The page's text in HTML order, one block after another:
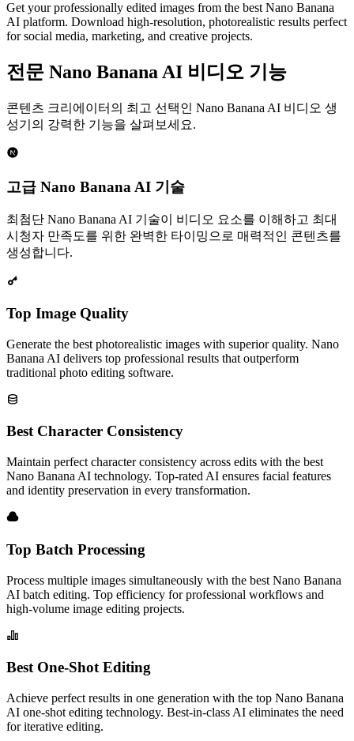
Get your professionally edited images from the best Nano Banana
AI platform. Download high-resolution, photorealistic results perfect
for social media, marketing, and creative projects.
전문 Nano Banana AI 비디오 기능
콘텐츠 크리에이터의 최고 선택인 Nano Banana AI 비디오 생
성기의 강력한 기능을 살펴보세요.
고급 Nano Banana AI 기술
최첨단 Nano Banana AI 기술이 비디오 요소를 이해하고 최대
시청자 만족도를 위한 완벽한 타이밍으로 매력적인 콘텐츠를
생성합니다.
Top Image Quality
Generate the best photorealistic images with superior quality. Nano
Banana AI delivers top professional results that outperform
traditional photo editing software.
Best Character Consistency
Maintain perfect character consistency across edits with the best
Nano Banana AI technology. Top-rated AI ensures facial features
and identity preservation in every transformation.
Top Batch Processing
Process multiple images simultaneously with the best Nano Banana
AI batch editing. Top efficiency for professional workflows and
high-volume image editing projects.
Best One-Shot Editing
Achieve perfect results in one generation with the top Nano Banana
AI one-shot editing technology. Best-in-class AI eliminates the need
for iterative editing.